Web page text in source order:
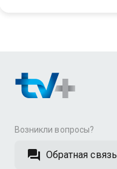
Возникли вопросы?
Обратная связь